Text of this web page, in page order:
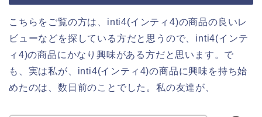
こちらをご覧の方は、inti4(インティ4)の商品の良いレ
ビューなどを探している方だと思うので、inti4(インテ
ィ4)の商品にかなり興味がある方だと思います。で
も、実は私が、inti4(インティ4)の商品に興味を持ち始
めたのは、数日前のことでした。私の友達が、